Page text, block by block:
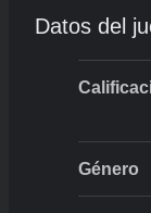
Datos del
Género